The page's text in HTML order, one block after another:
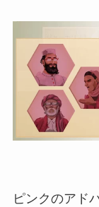
ピンクのアド